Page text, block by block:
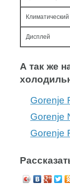
Климатический
Дисплей
А так же
Gorenje
Gorenje
Gorenje